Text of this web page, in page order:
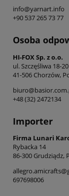
info@yarnart.info
+90 537 265 73 77
Osoba
HI-FOX Sp. z o.o.
ul. Szczęśliwa 18-20
41-506 Chorzów,
+48 (32) 2472134
Importer
Firma Lunari
Rybacka 14
86-300 Grudziądz,
697698006